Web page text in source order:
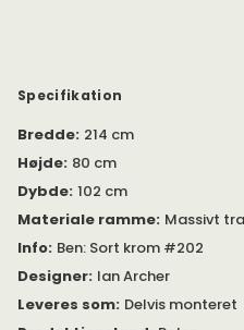
Ønsker du at designe din sofa
størrelser, siddekomfort og
Vera-sofaen udstråler elegant
sine bølgende armlæn
Vera en sofistikeret og
et moderne hjem.
Find sofaen som en
fløjlsstof Classic Velvet 6
Specifikation
Bredde: 214 cm
Højde: 80 cm
Dybde: 102 cm
Materiale ramme: Massivt
Info: Ben: Sort krom #202
Designer: Ian Archer
Leveres som: Delvis monteret